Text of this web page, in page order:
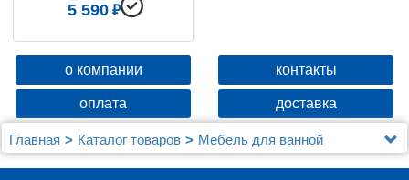
5 590
о компании контакты
оплата доставка
Главная Каталог товаров
Мебель для ванной
Мебель 100 - 120 см.